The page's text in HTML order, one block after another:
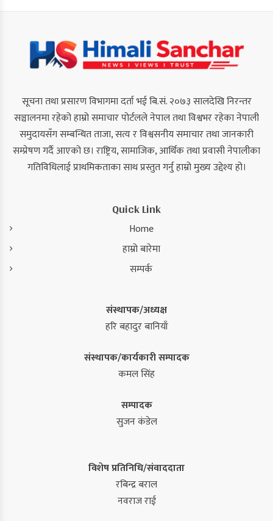
सूचना तथा प्रसारण विभागमा दर्ता भई बि.सं. २०७३ सालदेखि निरन्तर
सञ्चालनमा रहेको हाम्रो समाचार पोर्टलले नेपाल तथा विश्वभर रहेका नेपाली
समुदायसँग सम्बन्धित ताजा, सत्य र विश्वसनीय समाचार तथा जानकारी
सम्प्रेषण गर्दै आएको छ। राष्ट्रिय, सामाजिक, आर्थिक तथा प्रवासी नेपालीका
गतिविधिलाई प्राथमिकताका साथ प्रस्तुत गर्नु हाम्रो मुख्य उद्देश्य हो।
Quick Link
Home
हाम्रो बारेमा
सम्पर्क
संस्थापक/अध्यक्ष
हरि बहादुर बानियाँ
संस्थापक/कार्यकारी सम्पादक
कमल सिंह
सम्पादक
सुजन कंडेल
विशेष प्रतिनिधि/संवाददाता
रबिन्द्र बराल
नवराज राई